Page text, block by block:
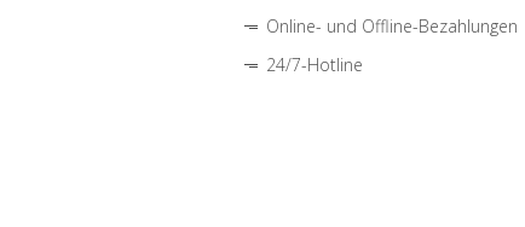
Online- und Offline-Bezahlungen
24/7-Hotline